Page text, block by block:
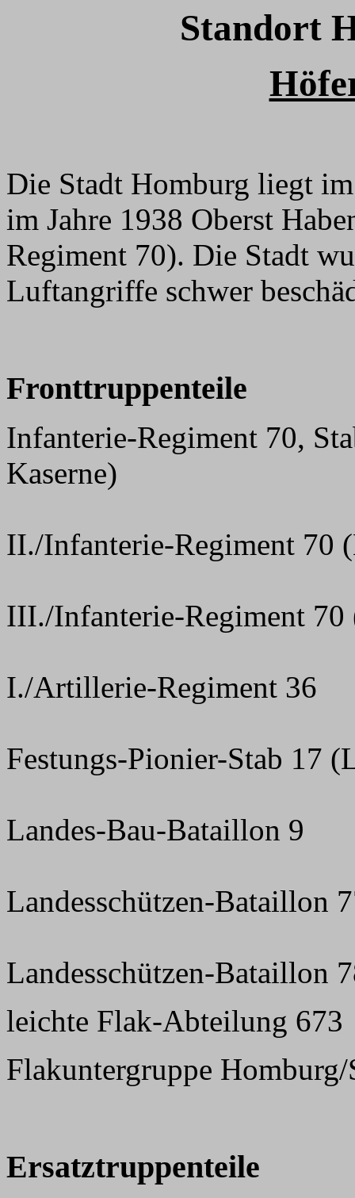
Standort
Die Stadt Homburg liegt
im Jahre 1938 Oberst
Regiment 70). Die Stadt
Luftangriffe schwer
Fronttruppenteile
Infanterie-Regiment 70,
Kaserne)
II./Infanterie-Regiment 70
III./Infanterie-Regiment 70
I./Artillerie-Regiment 36
Festungs-Pionier-Stab 17
Landes-Bau-Bataillon 9
Landesschützen-Bataillon
Landesschützen-Bataillon
leichte Flak-Abteilung 673
Flakuntergruppe Homburg/
Ersatztruppenteile